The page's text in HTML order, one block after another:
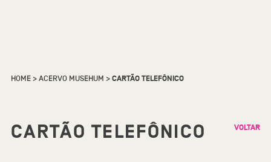
HOME>ACERVO MUSEHUM >CARTÃO TELEFÔNICO
CARTÃO TELEFÔNICO VOLTAR